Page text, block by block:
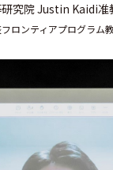
研究院 Justin Kaidi
ロンティアプログラム